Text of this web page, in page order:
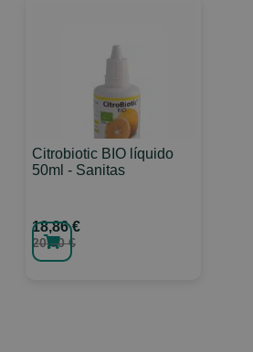
Citrobiotic BIO líquido
50ml - Sanitas
18,86 €
20,50 €